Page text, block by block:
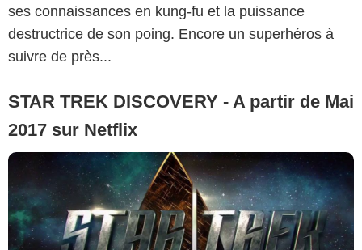
ses connaissances en kung-fu et la puissance
destructrice de son poing. Encore un superhéros à
suivre de près...
STAR TREK DISCOVERY - A partir de Mai
2017 sur Netflix